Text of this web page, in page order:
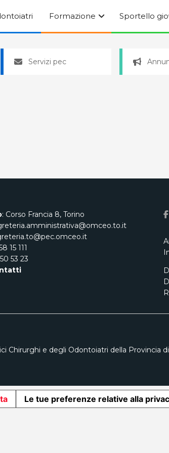
Formazione Sportello
Servizi pec
: Corso Francia 8, Torino
15 111
53 23
Chirurghi e degli Odontoiatri della Provincia di
Le tue preferenze relative alla